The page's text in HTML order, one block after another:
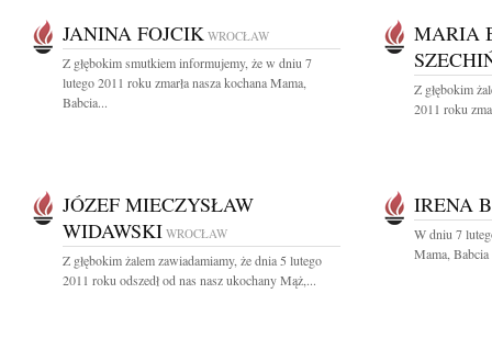
JANINA FOJCIK WROCŁAW
Z głębokim smutkiem informujemy, że w dniu 7
lutego 2011 roku zmarła nasza kochana Mama,
Babcia...
MARIA
Z głębokim
2011 roku
JÓZEF MIECZYSŁAW
WIDAWSKI WROCŁAW
Z głębokim żalem zawiadamiamy, że dnia 5 lutego
2011 roku odszedł od nas nasz ukochany Mąż,...
IRENA
W dniu 7
Mama,